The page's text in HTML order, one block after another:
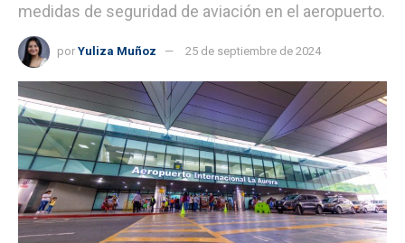
medidas de seguridad de aviación en el aeropuerto.
por Yuliza Muñoz 25 de septiembre de 2024